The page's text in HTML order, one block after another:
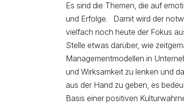
Es sind die Themen, die auf
und Erfolge.
Damit wird der
vielfach noch heute der Fokus
Stelle etwas darüber, wie
Managementmodellen in
und Wirksamkeit zu lenken und
aus der Hand zu geben, es
Basis einer positiven